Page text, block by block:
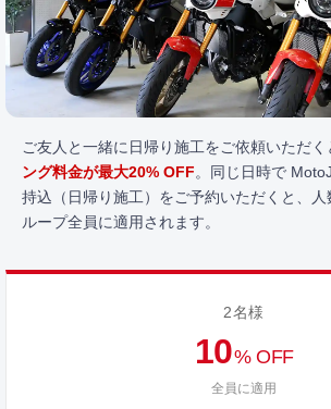
ご友人と一緒に日帰り施工をご依頼いただく
ング料金が最大20% OFF 。同じ日時で
持込（日帰り施工）をご予約いただくと、
ループ全員に適用されます。
2名様
10% OFF
全員に適用